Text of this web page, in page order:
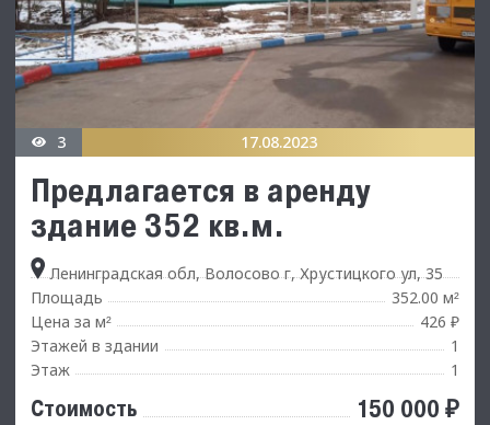
3 17.08.2023
Предлагается в аренду
здание 352 кв.м.
Ленинградская обл, Волосово г, Хрустицкого ул, 35
Площадь
352.00 м²
Цена за м²
426 ₽
Этажей в здании
1
Этаж
1
Стоимость 150 000 ₽